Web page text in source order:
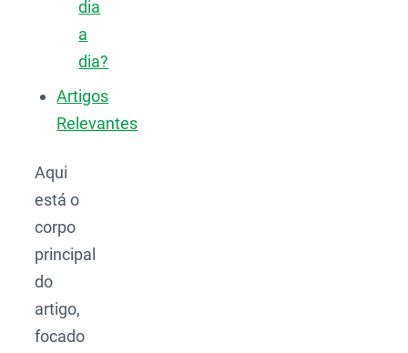
dia
a
dia?
Artigos
Relevantes
Aqui
está o
corpo
principal
do
artigo,
focado